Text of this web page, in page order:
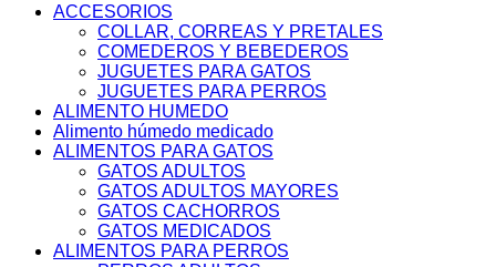
ACCESORIOS
COLLAR, CORREAS Y PRETALES
COMEDEROS Y BEBEDEROS
JUGUETES PARA GATOS
JUGUETES PARA PERROS
ALIMENTO HUMEDO
Alimento húmedo medicado
ALIMENTOS PARA GATOS
GATOS ADULTOS
GATOS ADULTOS MAYORES
GATOS CACHORROS
GATOS MEDICADOS
ALIMENTOS PARA PERROS